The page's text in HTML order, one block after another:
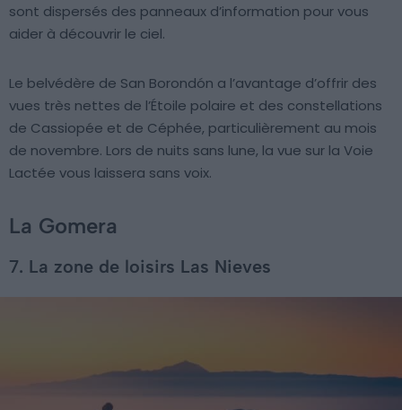
sont dispersés des panneaux d’information pour vous
aider à découvrir le ciel.
Le belvédère de San Borondón a l’avantage d’offrir des
vues très nettes de l’Étoile polaire et des constellations
de Cassiopée et de Céphée, particulièrement au mois
de novembre. Lors de nuits sans lune, la vue sur la Voie
Lactée vous laissera sans voix.
La Gomera
7. La zone de loisirs Las Nieves